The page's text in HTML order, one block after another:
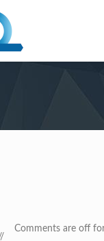
Comments are off